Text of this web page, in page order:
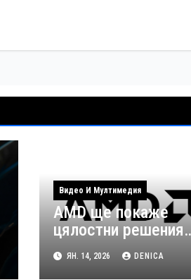
Видео И Мултимедия
AMD ще покаже
цялостни решения
за аудио-видео
излъчвания по
ЯН. 14, 2026 DENICA